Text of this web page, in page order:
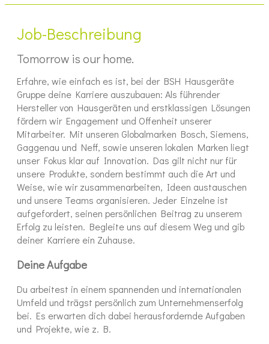
Job-Beschreibung
Tomorrow is our home.
Erfahre, wie einfach es ist, bei der BSH Hausgeräte
Gruppe deine Karriere auszubauen: Als führender
Hersteller von Hausgeräten und erstklassigen Lösungen
fördern wir Engagement und Offenheit unserer
Mitarbeiter. Mit unseren Globalmarken Bosch, Siemens,
Gaggenau und Neff, sowie unseren lokalen Marken liegt
unser Fokus klar auf Innovation. Das gilt nicht nur für
unsere Produkte, sondern bestimmt auch die Art und
Weise, wie wir zusammenarbeiten, Ideen austauschen
und unsere Teams organisieren. Jeder Einzelne ist
aufgefordert, seinen persönlichen Beitrag zu unserem
Erfolg zu leisten. Begleite uns auf diesem Weg und gib
deiner Karriere ein Zuhause.
Deine Aufgabe
Du arbeitest in einem spannenden und internationalen
Umfeld und trägst persönlich zum Unternehmenserfolg
bei. Es erwarten dich dabei herausfordernde Aufgaben
und Projekte, wie z. B.